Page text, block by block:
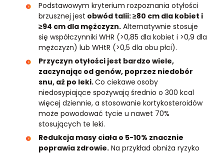
Podstawowym kryterium rozpoznania otyłości
brzusznej jest obwód talii: ≥80 cm dla kobiet i
≥94 cm dla mężczyzn. Alternatywnie stosuje
się współczynniki WHR (>0,85 dla kobiet i >0,9 dla
mężczyzn) lub WHtR (>0,5 dla obu płci).
Przyczyn otyłości jest bardzo wiele,
zaczynając od genów, poprzez niedobór
snu, aż po leki.Co ciekawe osoby
niedosypiające spożywają średnio o 300 kcal
więcej dziennie, a stosowanie kortykosteroidów
może powodować tycie u nawet 70%
stosujących te leki.
Redukcja masy ciała o 5-10% znacznie
poprawia zdrowie. Na przykład obniża ryzyko